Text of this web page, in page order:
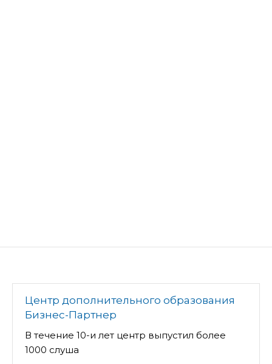
Центр дополнительного образования
Бизнес-Партнер
В течение 10-и лет центр выпустил более
1000 слуша